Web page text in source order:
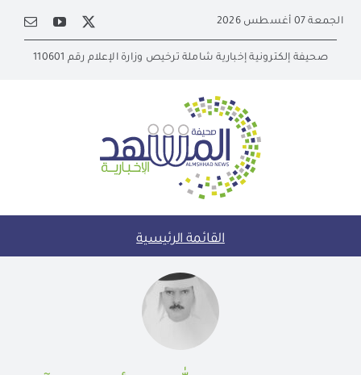
content
الجمعة 07 أغسطس 2026
صحيفة إلكترونية إخبارية شاملة ترخيص وزارة الإعلام رقم 110601
القائمة الرئيسية